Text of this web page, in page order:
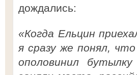
дождались:
«Когда Ельцин
я сразу же понял,
ополовинил